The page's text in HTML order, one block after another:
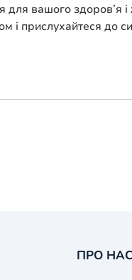
вашого здоров’я
і прислухайтеся до
ПРО НАС